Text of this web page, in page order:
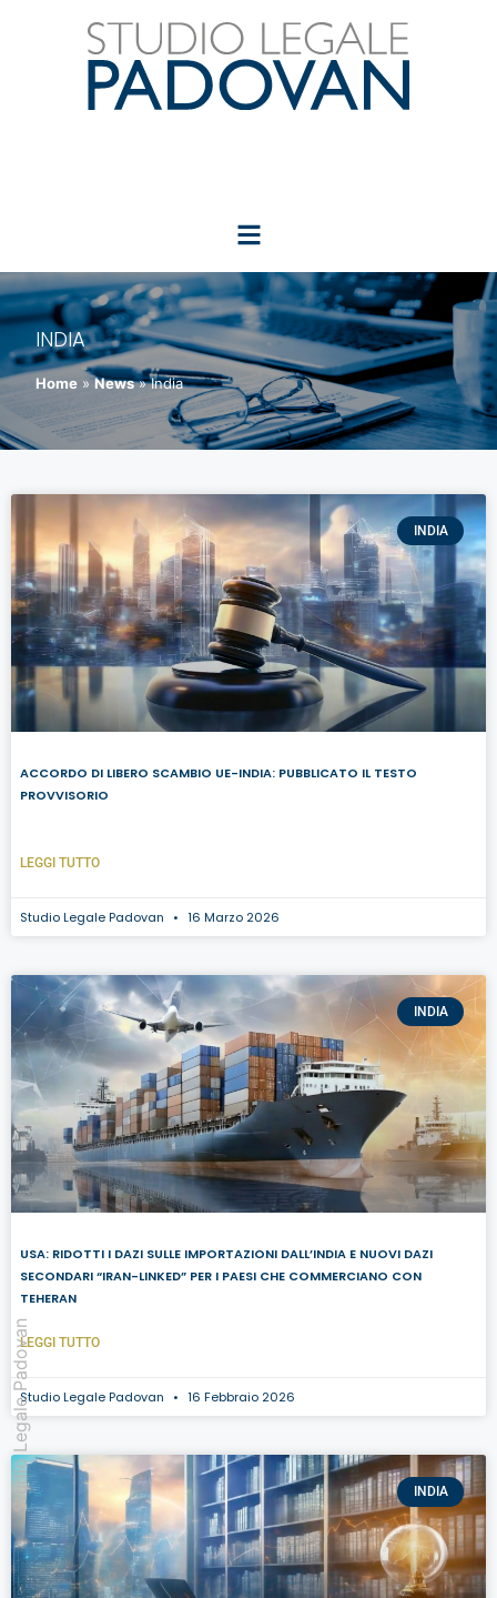
INDIA
Home » News » India
Studio Legale Padovan
INDIA
ACCORDO DI LIBERO SCAMBIO UE-INDIA: PUBBLICATO IL TESTO
PROVVISORIO
LEGGI TUTTO
Studio Legale Padovan 16 Marzo 2026
INDIA
USA: RIDOTTI I DAZI SULLE IMPORTAZIONI DALL’INDIA E NUOVI DAZI
SECONDARI “IRAN-LINKED” PER I PAESI CHE COMMERCIANO CON
TEHERAN
LEGGI TUTTO
Studio Legale Padovan 16 Febbraio 2026
INDIA